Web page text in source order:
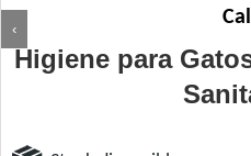
‹
Higiene para